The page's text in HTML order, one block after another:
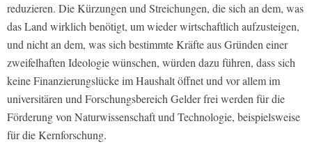
reduzieren. Die Kürzungen und Streichungen, die sich an dem, was
das Land wirklich benötigt, um wieder wirtschaftlich aufzusteigen,
und nicht an dem, was sich bestimmte Kräfte aus Gründen einer
zweifelhaften Ideologie wünschen, würden dazu führen, dass sich
keine Finanzierungslücke im Haushalt öffnet und vor allem im
universitären und Forschungsbereich Gelder frei werden für die
Förderung von Naturwissenschaft und Technologie, beispielsweise
für die Kernforschung.